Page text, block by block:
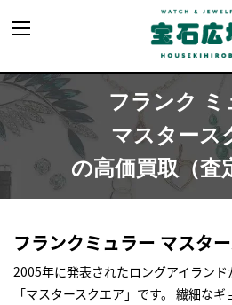
フランク ミ
マスタース
の高価買取（査
フランクミュラー マスタ
2005年に発表されたロングアイラン
「マスタースクエア」です。 繊細なギ